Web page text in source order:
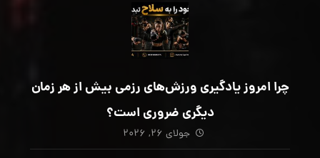
چرا امروز یادگیری ورزش‌های رزمی بیش از هر زمان
دیگری ضروری است؟
جولای ۲۶, ۲۰۲۶